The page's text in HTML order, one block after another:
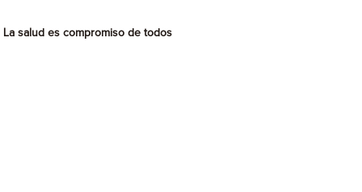
La salud es compromiso de todos